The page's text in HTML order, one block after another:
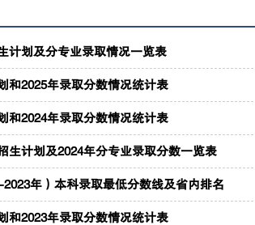
计划及分专业录取情况一览表
和2025年录取分数情况统计表
和2024年录取分数情况统计表
生计划及2024年分专业录取分数一览表
年）本科录取最低分数线及省内排名
和2023年录取分数情况统计表